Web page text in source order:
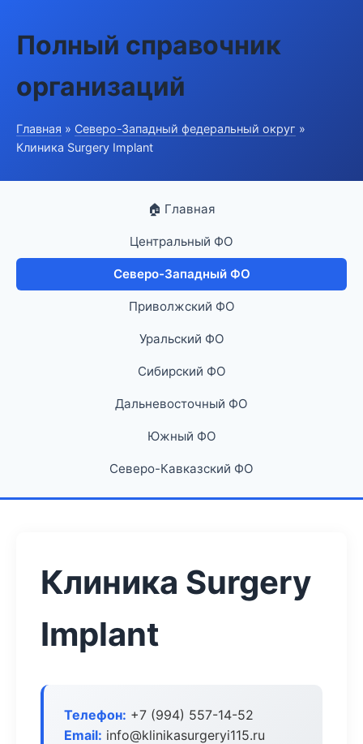
Полный справочник
организаций
Главная » Северо-Западный федеральный округ »
Клиника Surgery Implant
🏠 Главная
Центральный ФО
Северо-Западный ФО
Приволжский ФО
Уральский ФО
Сибирский ФО
Дальневосточный ФО
Южный ФО
Северо-Кавказский ФО
Клиника Surgery
Implant
Телефон: +7 (994) 557-14-52
Email: info@klinikasurgeryi115.ru